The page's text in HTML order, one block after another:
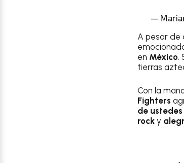
—
A pesar de
en México.
tierras
Con la
Fighters
de
rock y